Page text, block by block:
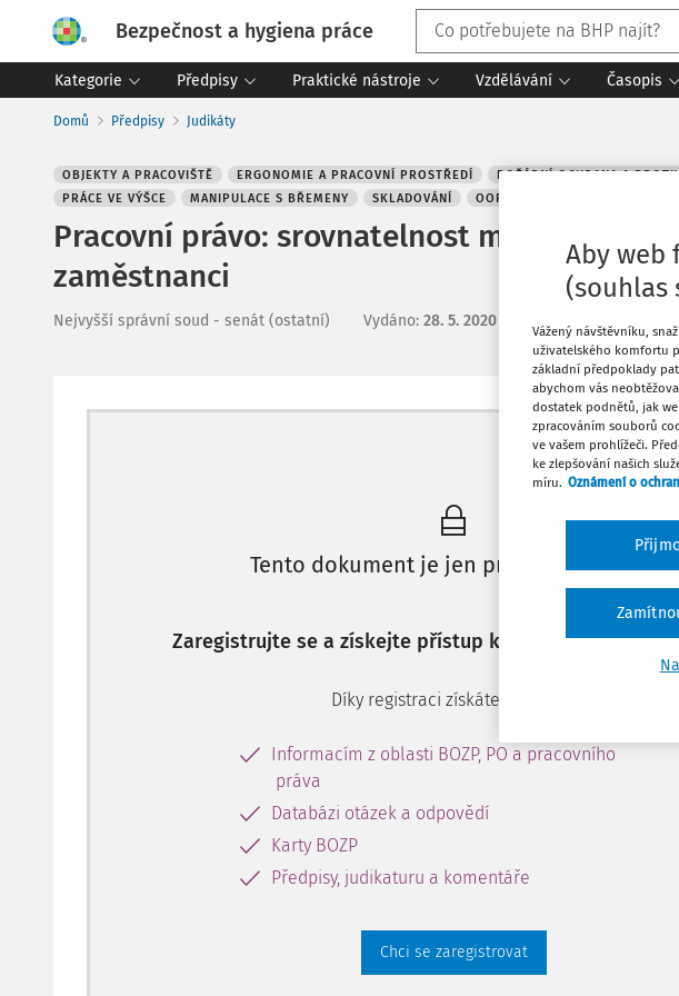
Bezpečnost a hygiena práce
Kategorie Předpisy Praktické nástroje Vzdělávání Časopis
Domů Předpisy Judikáty
OBJEKTY A PRACOVIŠTĚ ERGONOMIE A PRACOVNÍ PROSTŘEDÍ POŽÁRNÍ OCHRANA A
PRÁCE VE VÝŠCE
MANIPULACE S BŘEMENY SKLADOVÁNÍ OOPP
Pracovní právo: srovnatelnost mzdových
zaměstnanci
Nejvyšší správní soud - senát (ostatní) Vydáno: 28. 5. 2020
Máte
Tento dokument je jen pro předplatitele
Zaregistrujte se a získejte přístup k obsahu na 14 dní
Díky registraci získáte přístup k:
Informacím z oblasti BOZP, PO a pracovního
práva
Databázi otázek a odpovědí
Karty BOZP
Předpisy, judikaturu a komentáře
Chci se zaregistrovat
Aby web
(souhlas
Vážený návštěvníku,
uživatelského komfortu
základní předpoklady
abychom vás
dostatek podnětů, jak
zpracováním souborů
ve vašem prohlížeči.
ke zlepšování našich
míru. Oznámení o